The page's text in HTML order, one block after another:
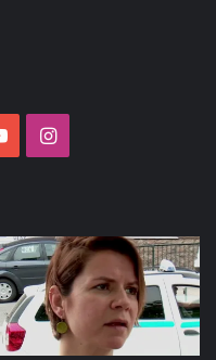
YouTubeInstagram